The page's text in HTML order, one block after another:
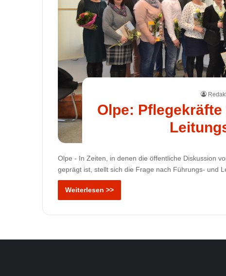
Olpe:
Olpe - In Zeiten, in denen die öffentliche Diskussion
geprägt ist, stellt sich die Frage nach Führungs- und
Weiterlesen >>